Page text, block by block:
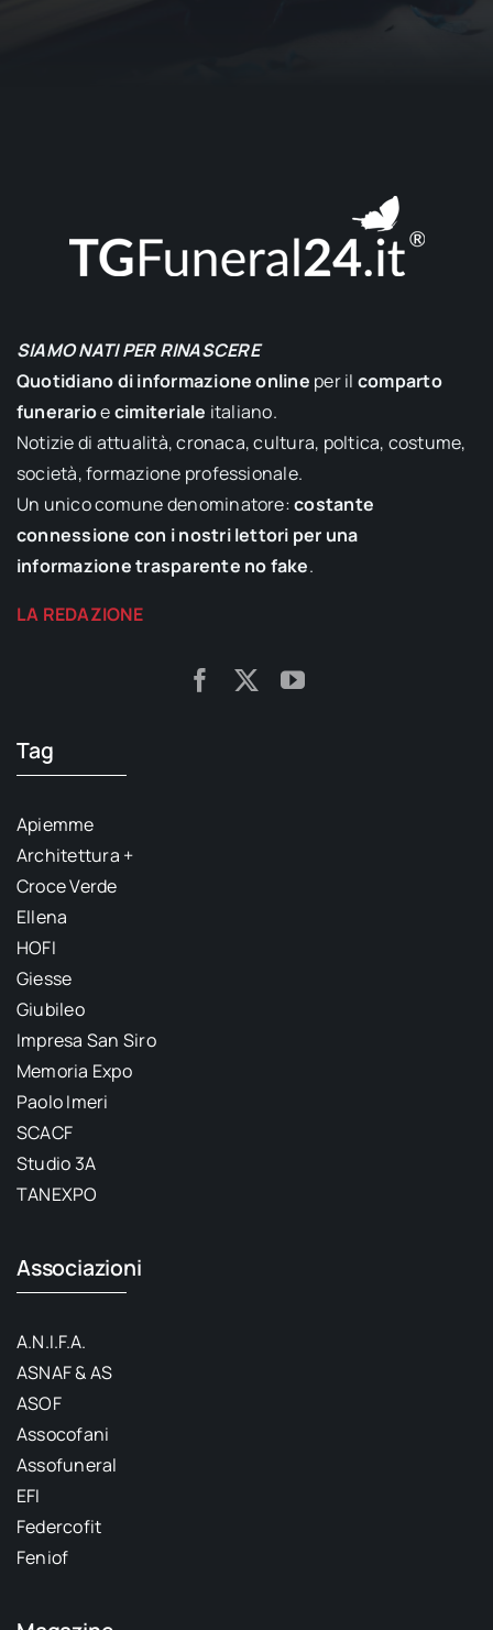
SIAMO NATI PER RINASCERE
Quotidiano di informazione online per il comparto
funerarioecimiteriale italiano.
Notizie di attualità, cronaca, cultura, poltica, costume,
società, formazione professionale.
Un unico comune denominatore:costante
connessione con i nostri lettori per una
informazione trasparente no fake.
LA REDAZIONE
Tag
Apiemme
Architettura +
Croce Verde
Ellena
HOFI
Giesse
Giubileo
Impresa San Siro
Memoria Expo
Paolo Imeri
SCACF
Studio 3A
TANEXPO
Associazioni
A.N.I.F.A.
ASNAF & AS
ASOF
Assocofani
Assofuneral
EFI
Federcofit
Feniof